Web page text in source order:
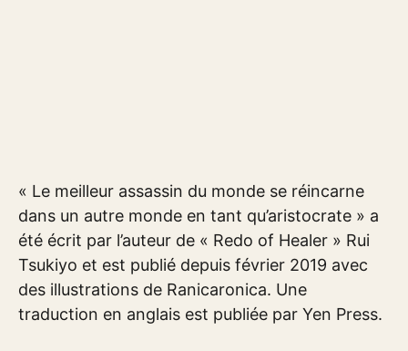
« Le meilleur assassin du monde se réincarne
dans un autre monde en tant qu’aristocrate » a
été écrit par l’auteur de « Redo of Healer » Rui
Tsukiyo et est publié depuis février 2019 avec
des illustrations de Ranicaronica. Une
traduction en anglais est publiée par Yen Press.